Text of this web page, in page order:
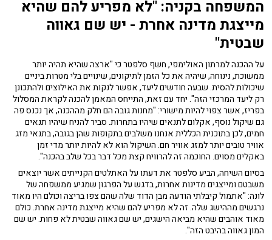
המשפחה בקניה: "לא מפריע להם שהיא
מייצגת מדינה אחרת - יש שם גאווה
שבטית"
על ההכנה למרתון האולימפי, חשף סלפטר כי "ארצה שהיא תהיה יותר
ממשוכת, נינוחה, שיהיה את כל הזמן לתיקונים, שינויים בלי מטרות ביניים
שיכולות להסית. שבעה חודשים ליעד, אפשר לנקות את האילוצים ולהתכונן
רק ליעד המרכזי הזה". יחד עם זאת, התייחס המאמן להכנה לקראת המסלול
בפריז, אשר צפוי להיות מישורי: "מחנות גובה הם חלק מההכנה, אך נכנס פה
גם שיקול נוסף, אקלום לתנאים שיהיו בתחרות. סביר להניח שיהיו תנאים
חמים, לכן בתוכנית הכללית אנחנו משלבים בתקופות שהן בגובה, בתנאי מזג
אוויר טובים יותר למזג אוויר חם. השיקול הוא לא להיות יותר מדי זמן
באקלים מסוים. החוכמה זה להרוויח קצת מכל דבר בכל שלב בהכנה".
בסיום השיחה, הביע סלפטר את דעתו על האתלטים הקנייתים אשר יוצאים
משבטם ומייצגים מדינות אחרות, בדגש על הפרגון שמגיע ממשפחה של
לונה: "אתמול קיבלתי הודעה מבן הדוד שלה שהם צפו בריצה וכולם היו מאוד
נרגשים מההישג שלה. זה לא מפריע להם שהיא מייצגת מדינה אחרת. כולם
מאוד אוהבים שהיא מביאה הישגים, יש שם גאווה שבטית לא פחות. יש שם
המון גאווה בהיבט הזה".